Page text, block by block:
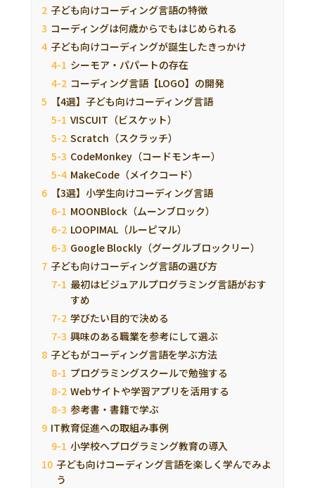
子ども向けコーディング言語の特徴
コーディングは何歳からでもはじめられる
子ども向けコーディングが誕生したきっかけ
シーモア・パパートの存在
コーディング言語【LOGO】の開発
【4選】子ども向けコーディング言語
VISCUIT（ビスケット）
Scratch（スクラッチ）
CodeMonkey（コードモンキー）
MakeCode（メイクコード）
【3選】小学生向けコーディング言語
MOONBlock（ムーンブロック）
LOOPIMAL（ルーピマル）
Google Blockly（グーグルブロックリー）
子ども向けコーディング言語の選び方
最初はビジュアルプログラミング言語がおす
すめ
学びたい目的で決める
興味のある職業を参考にして選ぶ
子どもがコーディング言語を学ぶ方法
プログラミングスクールで勉強する
Webサイトや学習アプリを活用する
参考書・書籍で学ぶ
IT教育促進への取組み事例
小学校へプログラミング教育の導入
子ども向けコーディング言語を楽しく学んでみよ
う